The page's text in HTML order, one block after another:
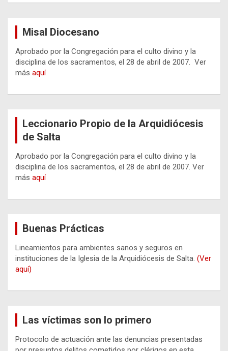
Misal Diocesano
Aprobado por la Congregación para el culto divino y la
disciplina de los sacramentos, el 28 de abril de 2007. Ver
más aquí
Leccionario Propio de la Arquidiócesis
de Salta
Aprobado por la Congregación para el culto divino y la
disciplina de los sacramentos, el 28 de abril de 2007. Ver
más aquí
Buenas Prácticas
Lineamientos para ambientes sanos y seguros en
instituciones de la Iglesia de la Arquidiócesis de Salta. (Ver
aquí)
Las víctimas son lo primero
Protocolo de actuación ante las denuncias presentadas